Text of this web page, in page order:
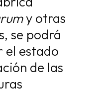
y otras
se podrá
el estado
de las